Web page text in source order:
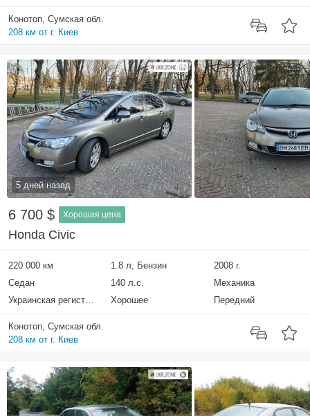
Конотоп, Сумская обл.
208 км от г. Киев
5 дней назад
6 700 $ Хорошая цена
Honda Civic
220 000 км 1.8 л, Бензин
2008 г.
Седан
140 л.с.
Механика
Украинская регистрация
Хорошее Передний
Конотоп, Сумская обл.
208 км от г. Киев